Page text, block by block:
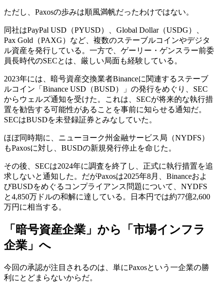
ただし、Paxosの歩みは順風満帆だったわけではない。
同社はPayPal USD（PYUSD）、Global Dollar（USDG）、
Pax Gold（PAXG）など、複数のステーブルコインやデジタ
ル資産を発行している。一方で、ゲーリー・ゲンスラー前委
員長時代のSECとは、厳しい局面も経験している。
2023年には、暗号資産交換業者Binanceに関連するステーブ
ルコイン「Binance USD（BUSD）」の発行をめぐり、SEC
からウェルズ通知を受けた。これは、SECが将来的な執行措
置を勧告する可能性があることを事前に知らせる通知だ。
SECはBUSDを未登録証券とみなしていた。
ほぼ同時期に、ニューヨーク州金融サービス局（NYDFS）
もPaxosに対し、BUSDの新規発行停止を命じた。
その後、SECは2024年に調査を終了し、正式に執行措置を追
求しないと通知した。だがPaxosは2025年8月、Binanceおよ
びBUSDをめぐるコンプライアンス問題について、NYDFS
と4,850万ドルの和解に達している。日本円では約77億2,600
万円に相当する。
「暗号資産企業」から「市場インフラ
企業」へ
今回の承認が注目されるのは、単にPaxosという一企業の勝
利にとどまらないからだ。